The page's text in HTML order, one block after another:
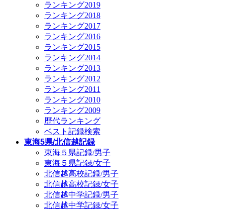
ランキング2019
ランキング2018
ランキング2017
ランキング2016
ランキング2015
ランキング2014
ランキング2013
ランキング2012
ランキング2011
ランキング2010
ランキング2009
歴代ランキング
ベスト記録検索
東海5県/北信越記録
東海５県記録/男子
東海５県記録/女子
北信越高校記録/男子
北信越高校記録/女子
北信越中学記録/男子
北信越中学記録/女子